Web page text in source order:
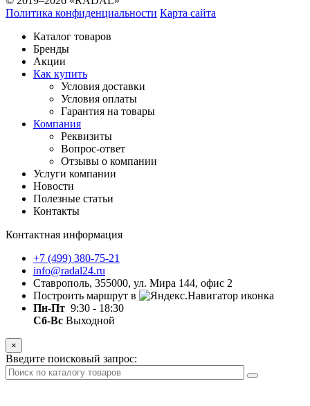
Политика конфиденциальности Карта сайта
Каталог товаров
Бренды
Акции
Как купить
Условия доставки
Условия оплаты
Гарантия на товары
Компания
Реквизиты
Вопрос-ответ
Отзывы о компании
Услуги компании
Новости
Полезные статьи
Контакты
Контактная информация
+7 (499) 380-75-21
info@radal24.ru
Ставрополь, 355000, ул. Мира 144, офис 2
Построить маршрут в
Пн-Пт 9:30 - 18:30
Сб-Вс Выходной
×
Введите поисковый запрос: